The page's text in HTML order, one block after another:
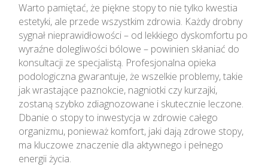
Warto pamiętać, że piękne stopy to nie tylko kwestia
estetyki, ale przede wszystkim zdrowia. Każdy drobny
sygnał nieprawidłowości – od lekkiego dyskomfortu po
wyraźne dolegliwości bólowe – powinien skłaniać do
konsultacji ze specjalistą. Profesjonalna opieka
podologiczna gwarantuje, że wszelkie problemy, takie
jak wrastające paznokcie, nagniotki czy kurzajki,
zostaną szybko zdiagnozowane i skutecznie leczone.
Dbanie o stopy to inwestycja w zdrowie całego
organizmu, ponieważ komfort, jaki dają zdrowe stopy,
ma kluczowe znaczenie dla aktywnego i pełnego
energii życia.